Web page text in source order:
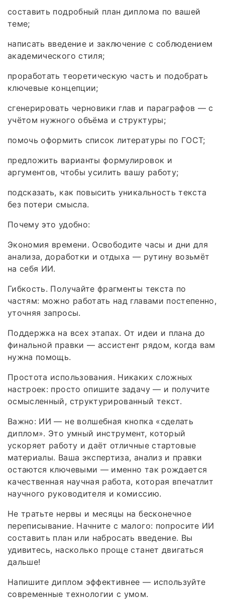
составить подробный план диплома по вашей
теме;
написать введение и заключение с соблюдением
академического стиля;
проработать теоретическую часть и подобрать
ключевые концепции;
сгенерировать черновики глав и параграфов — с
учётом нужного объёма и структуры;
помочь оформить список литературы по ГОСТ;
предложить варианты формулировок и
аргументов, чтобы усилить вашу работу;
подсказать, как повысить уникальность текста
без потери смысла.
Почему это удобно:
Экономия времени. Освободите часы и дни для
анализа, доработки и отдыха — рутину возьмёт
на себя ИИ.
Гибкость. Получайте фрагменты текста по
частям: можно работать над главами постепенно,
уточняя запросы.
Поддержка на всех этапах. От идеи и плана до
финальной правки — ассистент рядом, когда вам
нужна помощь.
Простота использования. Никаких сложных
настроек: просто опишите задачу — и получите
осмысленный, структурированный текст.
Важно: ИИ — не волшебная кнопка «сделать
диплом». Это умный инструмент, который
ускоряет работу и даёт отличные стартовые
материалы. Ваша экспертиза, анализ и правки
остаются ключевыми — именно так рождается
качественная научная работа, которая впечатлит
научного руководителя и комиссию.
Не тратьте нервы и месяцы на бесконечное
переписывание. Начните с малого: попросите ИИ
составить план или набросать введение. Вы
удивитесь, насколько проще станет двигаться
дальше!
Напишите диплом эффективнее — используйте
современные технологии с умом.